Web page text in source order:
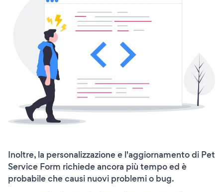
Inoltre, la personalizzazione e l'aggiornamento di Pet
Service Form richiede ancora più tempo ed è
probabile che causi nuovi problemi o bug.